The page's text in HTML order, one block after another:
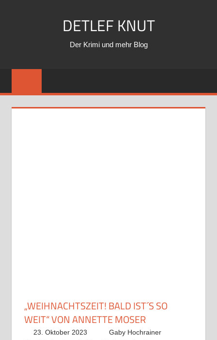
DETLEF KNUT
Der Krimi und mehr Blog
„WEIHNACHTSZEIT! BALD IST´S SO
WEIT“ VON ANNETTE MOSER
23. Oktober 2023
Gaby Hochrainer